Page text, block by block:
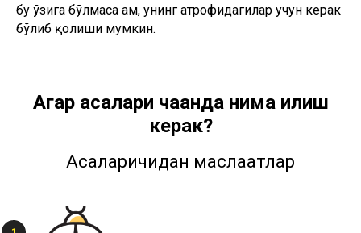
бу ўзига бўлмаса ҳам, унинг атрофидагилар учун керак
бўлиб қолиши мумкин.
Агар асалари чаққанда нима қилиш
керак?
Асаларичидан маслаҳатлар